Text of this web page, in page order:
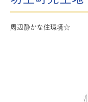
周辺静かな住環境☆